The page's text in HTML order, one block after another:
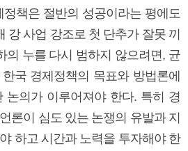
책은 절반의 성공이라는 평에도
강 사업 강조로 첫 단추가 잘못 끼
의 누를 다시 범하지 않으려면, 균
국 경제정책의 목표와 방법론에
논의가 이루어져야 한다. 특히 경
론이 심도 있는 논쟁의 유발과 지
하고 시간과 노력을 투자해야 한